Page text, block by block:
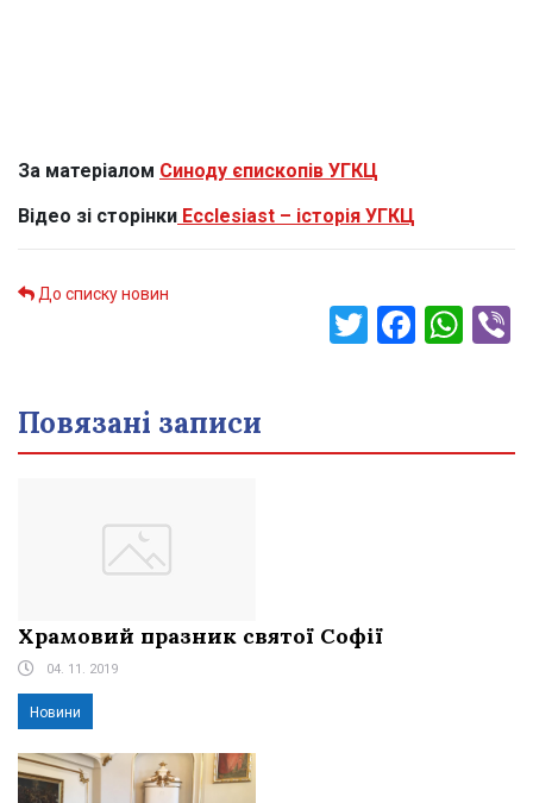
За матеріалом Синоду єпископів УГКЦ
Відео зі сторінки Ecclesiast – історія УГКЦ
До списку новин
Twitter
Повязані записи
Храмовий празник святої Софії
04. 11. 2019
Новини